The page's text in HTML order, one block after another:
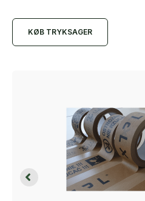
KØB TRYKSAGER